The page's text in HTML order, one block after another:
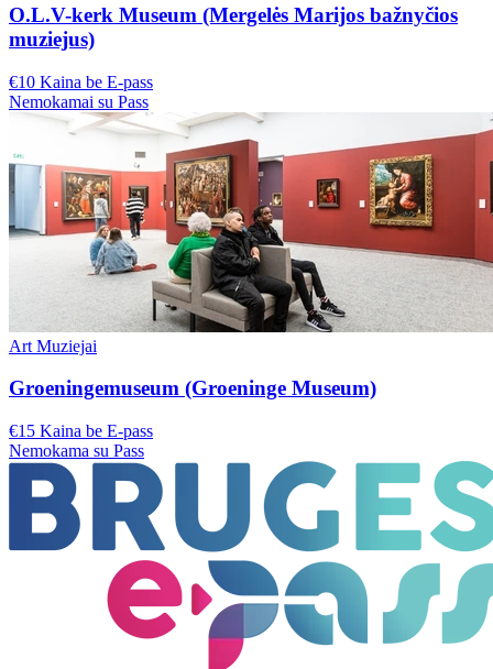
O.L.V-kerk Museum (Mergelės Marijos bažnyčios
muziejus)
€10 Kaina be E-pass
Nemokamai su Pass
Art Muziejai
Groeningemuseum (Groeninge Museum)
€15 Kaina be E-pass
Nemokama su Pass